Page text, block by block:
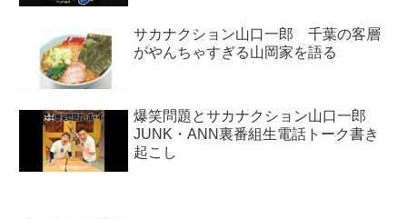
サカナクション山口一郎 千葉の客層
がやんちゃすぎる山岡家を語る
爆笑問題とサカナクション山口一郎
JUNK・ANN裏番組生電話トーク書き
起こし